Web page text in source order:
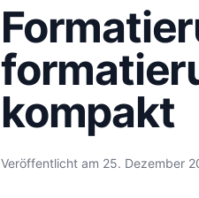
kompakt
Veröffentlicht am 25. Dezember